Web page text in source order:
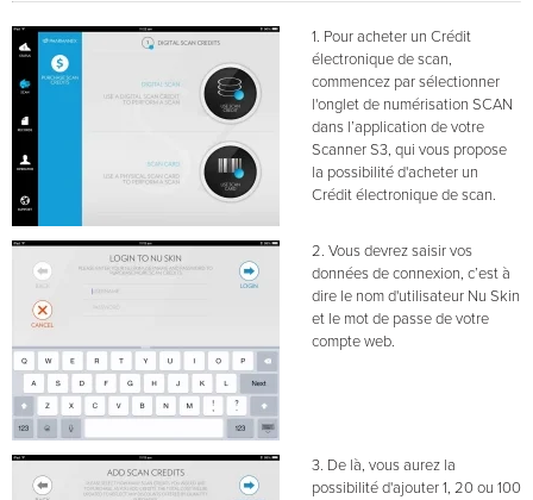
1. Pour acheter un Crédit
électronique de scan,
commencez par sélectionner
l'onglet de numérisation SCAN
dans l’application de votre
Scanner S3, qui vous propose
la possibilité d'acheter un
Crédit électronique de scan.
2. Vous devrez saisir vos
données de connexion, c’est à
dire le nom d'utilisateur Nu Skin
et le mot de passe de votre
compte web.
3. De là, vous aurez la
possibilité d'ajouter 1, 20 ou 100